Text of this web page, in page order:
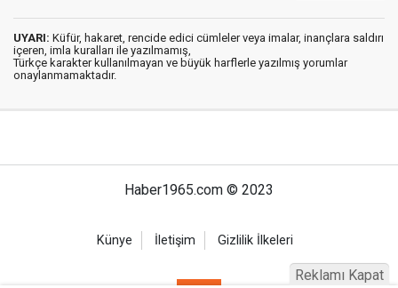
UYARI: Küfür, hakaret, rencide edici cümleler veya imalar, inançlara saldırı
içeren, imla kuralları ile yazılmamış,
Türkçe karakter kullanılmayan ve büyük harflerle yazılmış yorumlar
onaylanmamaktadır.
Haber1965.com © 2023
Künye İletişim Gizlilik İlkeleri
Reklamı Kapat